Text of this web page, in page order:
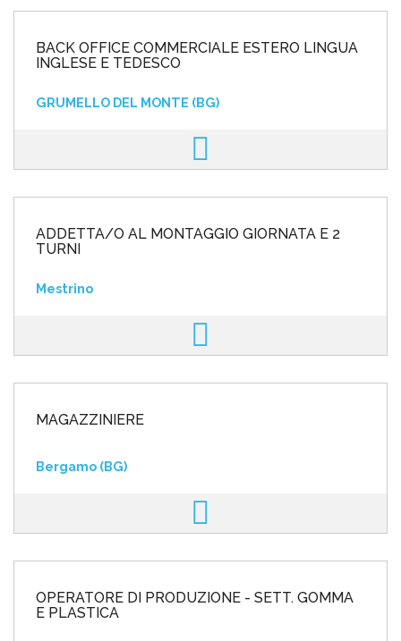
BACK OFFICE COMMERCIALE ESTERO LINGUA
INGLESE E TEDESCO
GRUMELLO DEL MONTE (BG)
ADDETTA/O AL MONTAGGIO GIORNATA E 2
TURNI
Mestrino
MAGAZZINIERE
Bergamo (BG)
OPERATORE DI PRODUZIONE - SETT. GOMMA
E PLASTICA